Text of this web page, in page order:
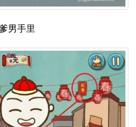
男手里